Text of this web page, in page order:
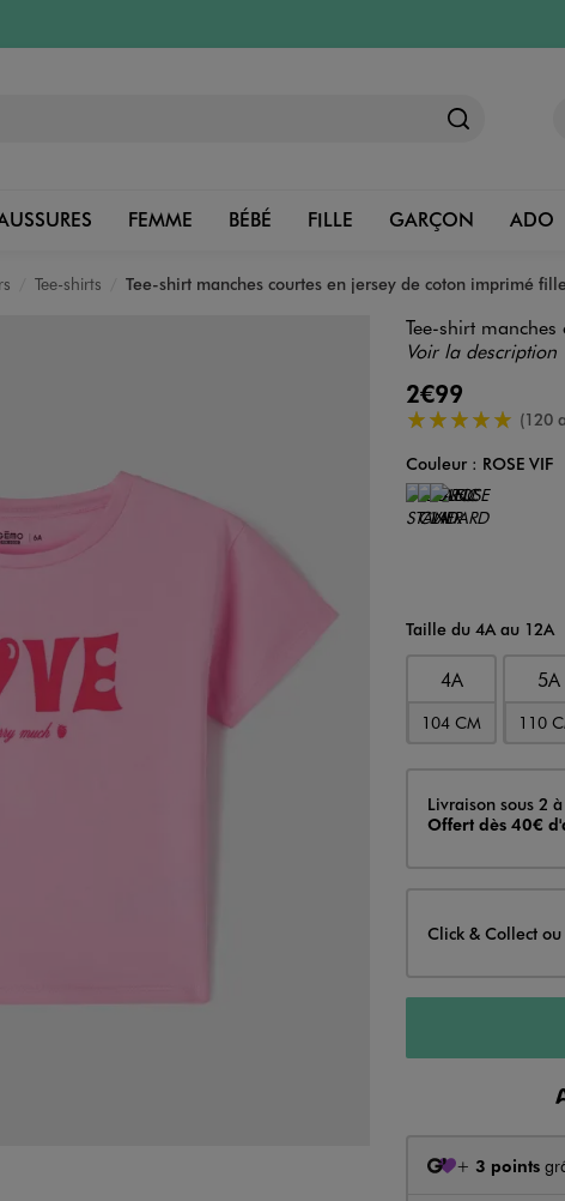
FEMME BÉBÉ FILLE GARÇON ADO
Tee-shirts Tee-shirt manches courtes en jersey de coton imprimé fille
Tee-shirt
Voir la description
2€99
5/5 de moyenne
(120
Couleur
Couleur : ROSE VIF
Choisissez votre
Taille du 4A au 12A
4A
104 CM
5A
110
Livraison
Livraison sous 2
Offert dès 40€
Click & Collect
+ 3 points